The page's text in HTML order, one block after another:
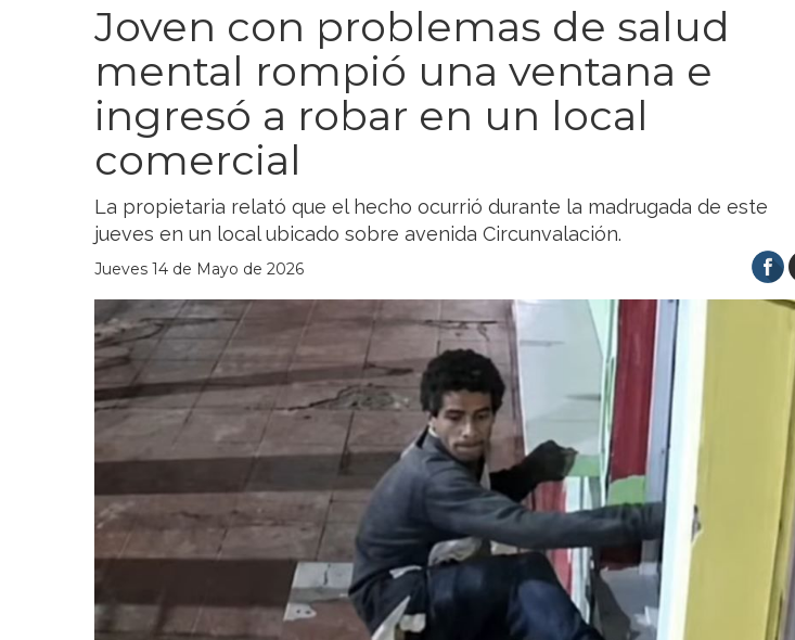
Joven con problemas de salud
mental rompió una ventana e
ingresó a robar en un local
comercial
La propietaria relató que el hecho ocurrió durante la madrugada de este
jueves en un local ubicado sobre avenida Circunvalación.
Jueves 14 de Mayo de 2026